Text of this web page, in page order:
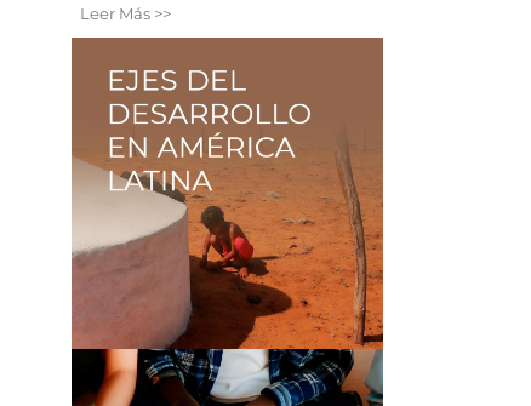
Leer Más >>